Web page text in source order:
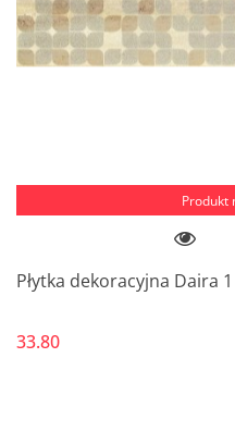
Produkt
Płytka dekoracyjna Daira
33.80